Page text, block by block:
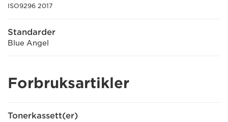
ISO9296 2017
Standarder
Blue Angel
Forbruksartikler
Tonerkassett(er)